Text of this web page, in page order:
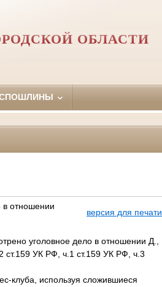
ОБЛАСТИ
в отношении
версия для печати
уголовное дело в отношении Д.,
ст.159 УК РФ, ч.1 ст.159 УК РФ, ч.3
клуба, используя сложившиеся